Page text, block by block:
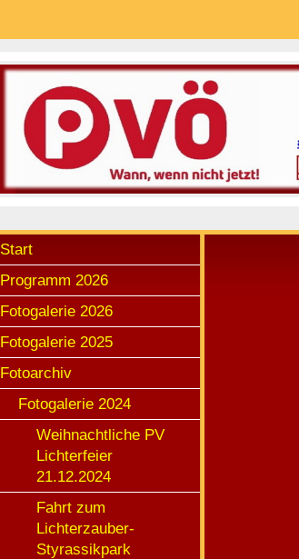
Start
Programm 2026
Fotogalerie 2026
Fotogalerie 2025
Fotoarchiv
Fotogalerie 2024
Weihnachtliche PV
Lichterfeier
21.12.2024
Fahrt zum
Lichterzauber-
Styrassikpark